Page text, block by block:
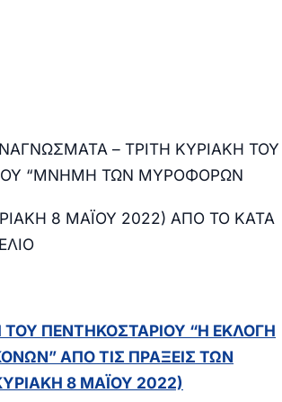
– ΤΡΙΤΗ ΚΥΡΙΑΚΗ ΤΟΥ
“ΜΝΗΜΗ ΤΩΝ ΜΥΡΟΦΟΡΩΝ
8 ΜΑΪΟΥ 2022) ΑΠΟ ΤΟ ΚΑΤΑ
ΤΟΥ ΠΕΝΤΗΚΟΣΤΑΡΙΟΥ “Η ΕΚΛΟΓΗ
ΑΠΟ ΤΙΣ ΠΡΑΞΕΙΣ ΤΩΝ
8 ΜΑΪΟΥ 2022)